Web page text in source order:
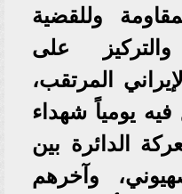
وللقضية
على
المرتقب،
يومياً شهداء
الدائرة بين
وآخرهم